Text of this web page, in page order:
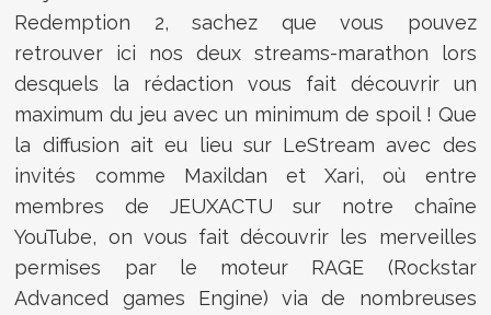
Redemption 2, sachez que vous pouvez
retrouver ici nos deux streams-marathon lors
desquels la rédaction vous fait découvrir un
maximum du jeu avec un minimum de spoil ! Que
la diffusion ait eu lieu sur LeStream avec des
invités comme Maxildan et Xari, où entre
membres de JEUXACTU sur notre chaîne
YouTube, on vous fait découvrir les merveilles
permises par le moteur RAGE (Rockstar
Advanced games Engine) via de nombreuses